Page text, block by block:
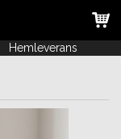
Hemleverans
Hemleverans